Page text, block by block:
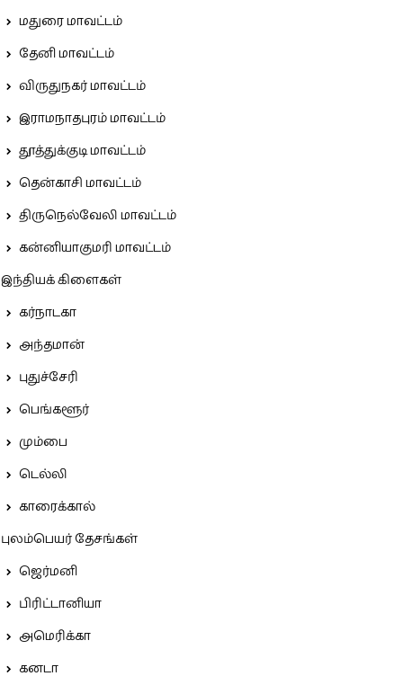
மதுரை மாவட்டம்
தேனி மாவட்டம்
விருதுநகர் மாவட்டம்
இராமநாதபுரம் மாவட்டம்
தூத்துக்குடி மாவட்டம்
தென்காசி மாவட்டம்
திருநெல்வேலி மாவட்டம்
கன்னியாகுமரி மாவட்டம்
இந்தியக் கிளைகள்
கர்நாடகா
அந்தமான்
புதுச்சேரி
பெங்களூர்
மும்பை
டெல்லி
காரைக்கால்
புலம்பெயர் தேசங்கள்
ஜெர்மனி
பிரிட்டானியா
அமெரிக்கா
கனடா